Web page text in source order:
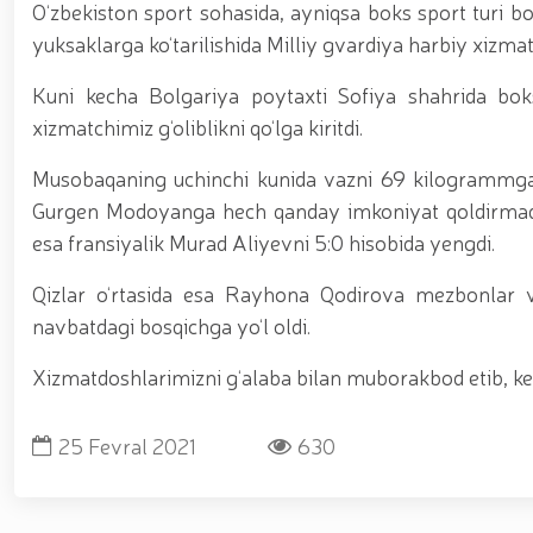
kiritilgan oʻsimlikni noqonuniy ravishda olib
vositalari olib qo‘yildi / / Farg‘ona viloyatida
nufuzli ko‘rgazmasi yuqori saviyada bo'lib o'tdi.
jarayonlari davom etmoqda / / Davlatimiz
belgilab bergan vazifalari yuzasidan, Milliy
o‘tkazildi / / Milliy gvardiya Surxondaryo viloyati
voleybol bo‘yicha o‘tkazilgan musobaqada
universiteti dotsentlari ishtirokidagi ochiq
xususiyatlari” mavzusida ko‘rgazmali
uchuvchisiz uchadigan apparatlarini qo‘llash
o‘qilishi vaqtida jamoat tartibi hamda fuqarolar
O‘zbekiston sport sohasida, ayniqsa boks sport turi
yuksaklarga ko‘tarilishida Milliy gvardiya harbiy
Kuni kecha Bolgariya poytaxti Sofiya shahrida
xizmatchimiz g‘oliblikni qo‘lga kiritdi.
Musobaqaning uchinchi kunida vazni 69
Gurgen Modoyanga hech qanday imkoniyat
esa fransiyalik Murad Aliyevni 5:0 hisobida yengdi.
Qizlar o‘rtasida esa Rayhona Qodirova
navbatdagi bosqichga yo‘l oldi.
Xizmatdoshlarimizni g‘alaba bilan muborakbod etib,
25 Fevral 2021 630